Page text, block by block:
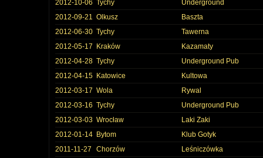
2012-10-06 Tychy
Underground
2012-09-21 Olkusz
Baszta
2012-06-30 Tychy
Tawerna
2012-05-17
Kraków
Kazamaty
2012-04-28 Tychy
Underground Pub
2012-04-15 Katowice
Kultowa
2012-03-17 Wola
Rywal
2012-03-16 Tychy
Underground Pub
2012-03-03 Wrocław
Laki Zaki
2012-01-14 Bytom
Klub Gotyk
2011-11-27
Chorzów
Leśniczówka